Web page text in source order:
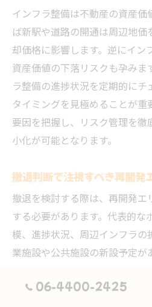
インフラ整備は不動産の資産価
ば新駅や道路の開通は周辺地
却価格に影響します。逆にイン
資産価値の下落リスクも孕みま
ラ整備の進捗状況を定期的に
タイミングを見極めることが重
要因を把握し、リスク管理を
小化が可能となります。
撤退判断で注視すべき再開発
撤退を検討する際は、再開発
する必要があります。代表的な
模、進捗状況、周辺インフラ
業施設や公共施設の新設予定
資産価値向上が期待されます。
情報を基にリスクとリターン
06-4400-2425